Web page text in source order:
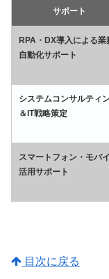
サポート
RPA・DX導入による業
自動化サポート
システムコンサルティ
＆IT戦略策定
スマートフォン・モバ
活用サポート
目次に戻る